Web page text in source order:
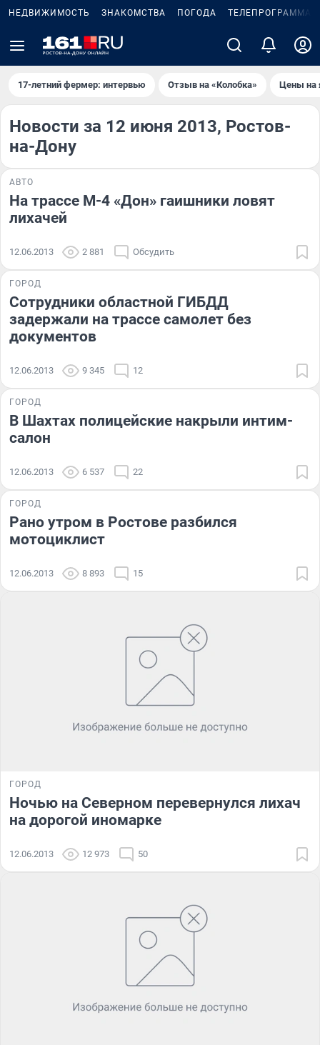
НЕДВИЖИМОСТЬ ЗНАКОМСТВА ПОГОДА ТЕЛЕПРОГРАММА
17-летний фермер: интервью Отзыв на «Колобка» Цены на
Новости за 12 июня 2013, Ростов-
на-Дону
АВТО
На трассе М-4 «Дон» гаишники ловят
лихачей
12.06.2013 2 881 Обсудить
ГОРОД
Сотрудники областной ГИБДД
задержали на трассе самолет без
документов
12.06.2013 9 345 12
ГОРОД
В Шахтах полицейские накрыли интим-
салон
12.06.2013 6 537 22
ГОРОД
Рано утром в Ростове разбился
мотоциклист
12.06.2013 8 893 15
ГОРОД
Ночью на Северном перевернулся лихач
на дорогой иномарке
12.06.2013 12 973 50